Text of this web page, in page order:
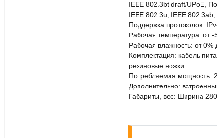
IEEE 802.3bt draft/UPoE,
IEEE 802.3u, IEEE
Поддержка протоколов:
Рабочая температура: от -
Рабочая влажность: от 0%
Комплектация: кабель
резиновые ножки
Потребляемая мощность:
Дополнительно:
Габариты, вес: Ширина